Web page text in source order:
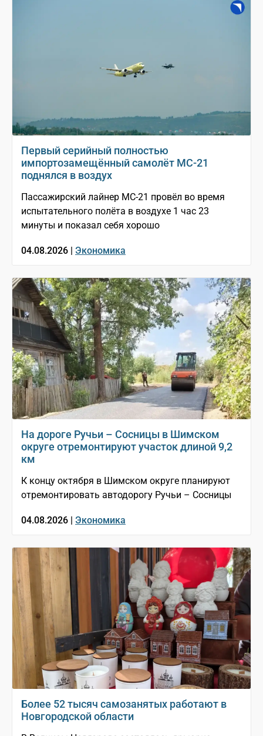
Первый серийный полностью
импортозамещённый самолёт МС-21
поднялся в воздух
Пассажирский лайнер МС-21 провёл во время
испытательного полёта в воздухе 1 час 23
минуты и показал себя хорошо
04.08.2026 | Экономика
На дороге Ручьи – Сосницы в Шимском
округе отремонтируют участок длиной 9,2
км
К концу октября в Шимском округе планируют
отремонтировать автодорогу Ручьи – Сосницы
04.08.2026 | Экономика
Более 52 тысяч самозанятых работают в
Новгородской области